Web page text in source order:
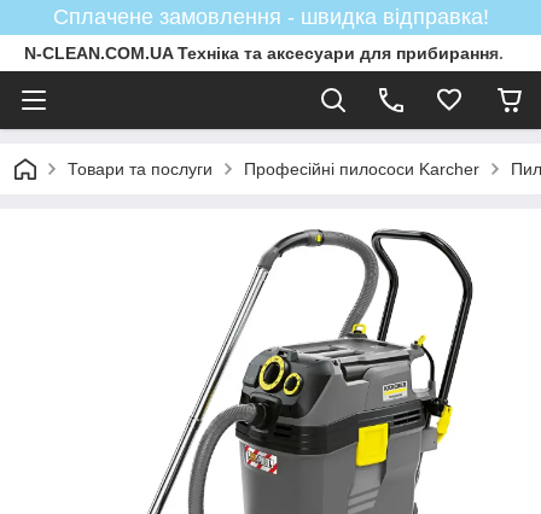
Сплачене замовлення - швидка відправка!
N-CLEAN.COM.UA Техніка та аксесуари для прибирання.
Товари та послуги Професійні пилососи Karcher